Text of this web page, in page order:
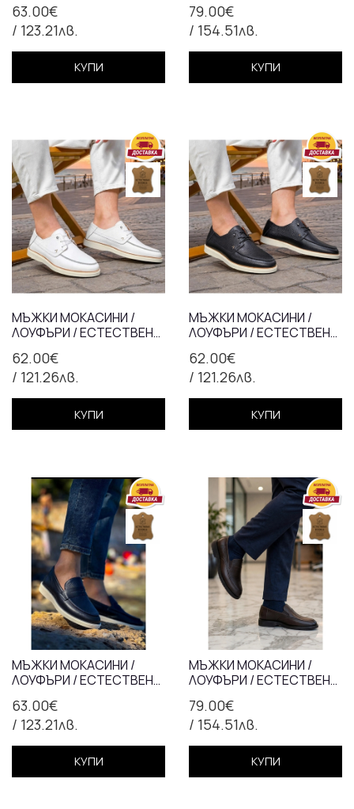
63.00€
/ 123.21лв.
АНАТОМИЧНА СТЕЛКА
КУПИ
79.00€
/ 154.51лв.
КУПИ
62.00€
/ 121.26лв.
МЪЖКИ МОКАСИНИ /
ЛОУФЪРИ / ЕСТЕСТВЕНА
КУПИ
62.00€
/ 121.26лв.
МЪЖКИ МОКАСИНИ /
ЛОУФЪРИ / ЕСТЕСТВЕНА
КУПИ
63.00€
/ 123.21лв.
МЪЖКИ МОКАСИНИ /
ЛОУФЪРИ / ЕСТЕСТВЕНА
АНАТОМИЧНА СТЕЛКА
КУПИ
79.00€
/ 154.51лв.
МЪЖКИ МОКАСИНИ /
ЛОУФЪРИ / ЕСТЕСТВЕНА
КУПИ